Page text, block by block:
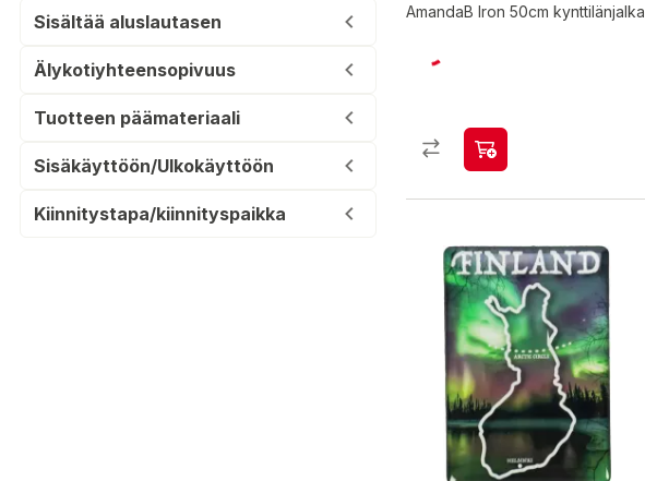
Sisältää aluslautasen
Älykotiyhteensopivuus
Tuotteen päämateriaali
Sisäkäyttöön/Ulkokäyttöön
Kiinnitystapa/kiinnityspaikka
AmandaB Iron 50cm kynttilänjalka